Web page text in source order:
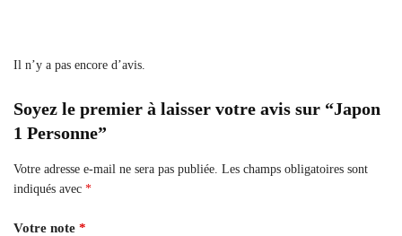
Il n’y a pas encore d’avis.
Soyez le premier à laisser votre avis sur “Japon
1 Personne”
Votre adresse e-mail ne sera pas publiée. Les champs obligatoires sont
indiqués avec *
Votre note *